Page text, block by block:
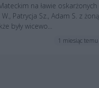
na ławie oskarżonych
Patrycja Sz., Adam S. z żoną.
były wicewo...
1 miesiąc temu